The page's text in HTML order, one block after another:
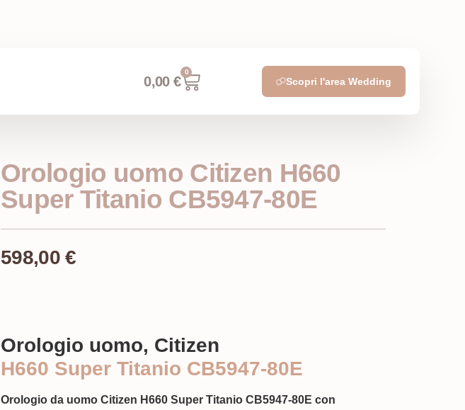
0,00 €
0
Scopri l'area Wedding
Orologio uomo Citizen H660
Super Titanio CB5947-80E
598,00€
Orologio uomo, Citizen
H660 Super Titanio CB5947-80E
Orologio da uomo Citizen H660 Super Titanio CB5947-80E con